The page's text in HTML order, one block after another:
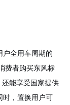
户全用车周期的
费者购买东风标
能享受国家提供
时，置换用户可